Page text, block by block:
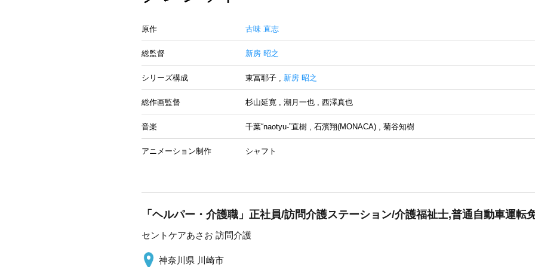
原作 古味 直志
総監督 新房 昭之
シリーズ構成 東冨耶子 , 新房 昭之
総作画監督 杉山延寛 , 潮月一也 , 西澤真也
音楽 千葉“naotyu-”直樹 , 石濱翔(MONACA) , 菊谷知樹
アニメーション制作 シャフト
「ヘルパー・介護職」正社員/訪問介護ステーション/介護福祉士,普通自動車運転
セントケアあさお 訪問介護
神奈川県 川崎市